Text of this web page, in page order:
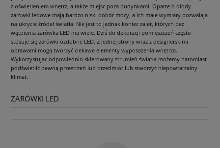
z oświetleniem wnętrz, a także miejsc poza budynkami. Oparte o diody
żarówki ledowe mają bardzo niski pobór mocy, a ich małe wymiary pozwalają
na ukrycie źródeł światła. Nie jest to jednak koniec zalet, których bez
wątpienia żarówka LED ma wiele. Dziś do dekoracji pomieszczeń często
stosuje się żarówki ozdobne LED. Z jednej strony wraz z designerskimi
oprawami mogą tworzyć ciekawe elementy wyposażenia wnętrza.
Wykorzystując odpowiednio skierowany strumień światła możemy natomiast
podświetlić pewną przestrzeń lub przedmiot lub stworzyć niepowtarzalny
klimat.
ŻARÓWKI LED